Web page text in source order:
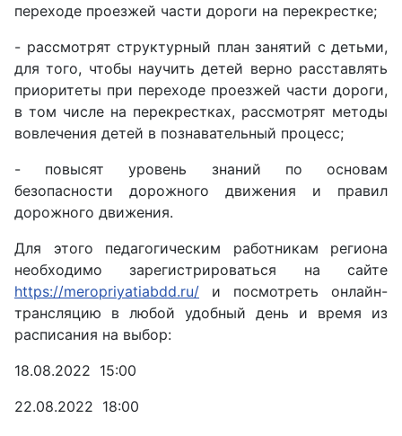
переходе проезжей части дороги на перекрестке;
- рассмотрят структурный план занятий с детьми,
для того, чтобы научить детей верно расставлять
приоритеты при переходе проезжей части дороги,
в том числе на перекрестках, рассмотрят методы
вовлечения детей в познавательный процесс;
- повысят уровень знаний по основам
безопасности дорожного движения и правил
дорожного движения.
Для этого педагогическим работникам региона
необходимо зарегистрироваться на сайте
https://meropriyatiabdd.ru/ и посмотреть онлайн-
трансляцию в любой удобный день и время из
расписания на выбор:
18.08.2022 15:00
22.08.2022 18:00